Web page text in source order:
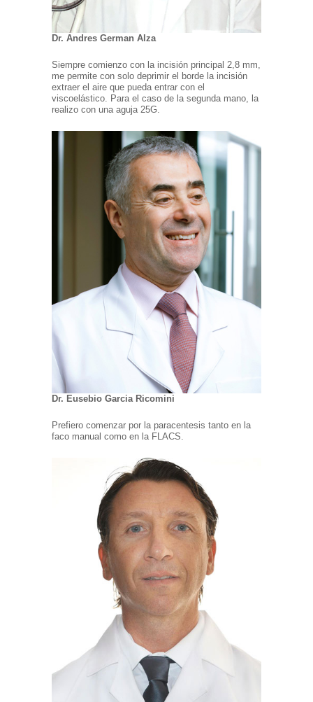
Dr. Andres German Alza
Siempre comienzo con la incisión principal 2,8 mm,
me permite con solo deprimir el borde la incisión
extraer el aire que pueda entrar con el
viscoelástico. Para el caso de la segunda mano, la
realizo con una aguja 25G.
Dr. Eusebio Garcia Ricomini
Prefiero comenzar por la paracentesis tanto en la
faco manual como en la FLACS.